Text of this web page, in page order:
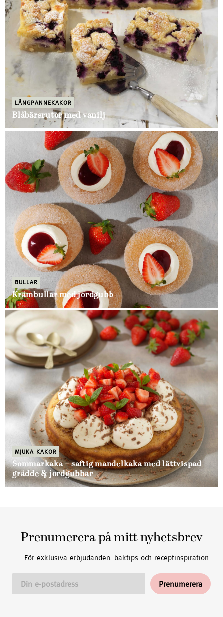
LÅNGPANNEKAKOR
Blåbärsrutor med vanilj
BULLAR
Krämbullar med jordgubb
MJUKA KAKOR
Sommarkaka – saftig mandelkaka med lättvispad
grädde & jordgubbar
Prenumerera på mitt nyhetsbrev
För exklusiva erbjudanden, baktips och receptinspiration